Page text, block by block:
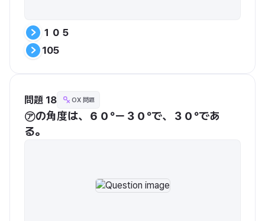
１０５
105
問題 18 OX 問題
㋐の角度は、６０°ー３０°で、３０°であ
る。